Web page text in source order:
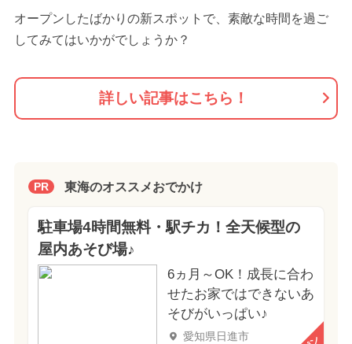
オープンしたばかりの新スポットで、素敵な時間を過ご
してみてはいかがでしょうか？
詳しい記事はこちら！
PR 東海のオススメおでかけ
駐車場4時間無料・駅チカ！全天候型の
屋内あそび場♪
6ヵ月～OK！成長に合わ
せたお家ではできないあ
そびがいっぱい♪
愛知県日進市